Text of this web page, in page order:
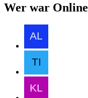
Wer war Online